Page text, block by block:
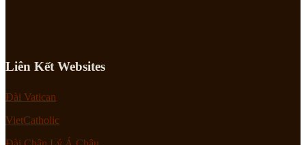
Liên Kết Websites
Đài Vatican
VietCatholic